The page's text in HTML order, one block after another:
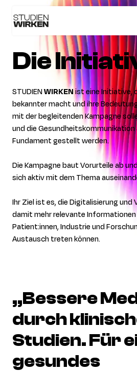
Die
STUDIENWIRKENist eine Initiative,
bekannter macht und ihre
mit der begleitenden Kampagne
und die
Fundament gestellt werden.
Die Kampagne baut Vorurteile ab
sich aktiv mit dem Thema
Ihr Ziel ist es, die Digitalisierung
damit mehr relevante
Patient:innen, Industrie und
Austausch treten können.
„Bessere
durch
Studien.Für
gesundes